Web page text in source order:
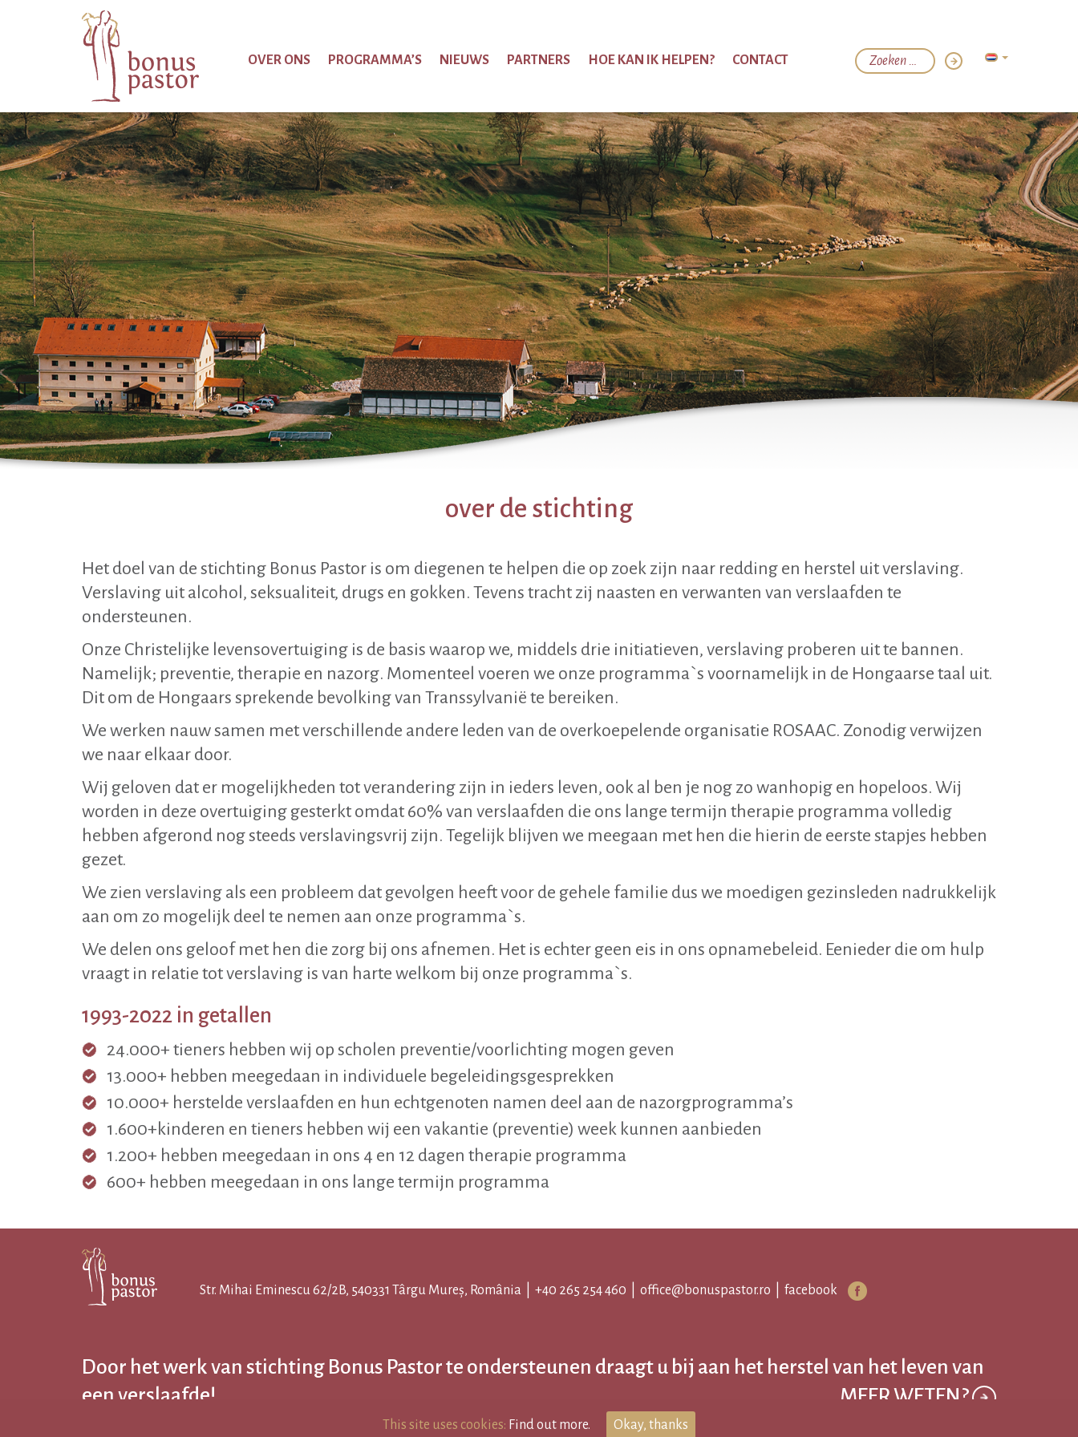
OVER ONS PROGRAMMA’S NIEUWS PARTNERS HOE KAN IK HELPEN? CONTACT
over de stichting
Het doel van de stichting Bonus Pastor is om diegenen te helpen die op zoek zijn naar redding en herstel uit verslaving.
Verslaving uit alcohol, seksualiteit, drugs en gokken. Tevens tracht zij naasten en verwanten van verslaafden te
ondersteunen.
Onze Christelijke levensovertuiging is de basis waarop we, middels drie initiatieven, verslaving proberen uit te bannen.
Namelijk; preventie, therapie en nazorg. Momenteel voeren we onze programma`s voornamelijk in de Hongaarse taal uit.
Dit om de Hongaars sprekende bevolking van Transsylvanië te bereiken.
We werken nauw samen met verschillende andere leden van de overkoepelende organisatie ROSAAC. Zonodig verwijzen
we naar elkaar door.
Wij geloven dat er mogelijkheden tot verandering zijn in ieders leven, ook al ben je nog zo wanhopig en hopeloos. Wij
worden in deze overtuiging gesterkt omdat 60% van verslaafden die ons lange termijn therapie programma volledig
hebben afgerond nog steeds verslavingsvrij zijn. Tegelijk blijven we meegaan met hen die hierin de eerste stapjes hebben
gezet.
We zien verslaving als een probleem dat gevolgen heeft voor de gehele familie dus we moedigen gezinsleden nadrukkelijk
aan om zo mogelijk deel te nemen aan onze programma`s.
We delen ons geloof met hen die zorg bij ons afnemen. Het is echter geen eis in ons opnamebeleid. Eenieder die om hulp
vraagt in relatie tot verslaving is van harte welkom bij onze programma`s.
1993-2022 in getallen
24.000+ tieners hebben wij op scholen preventie/voorlichting mogen geven
13.000+ hebben meegedaan in individuele begeleidingsgesprekken
10.000+ herstelde verslaafden en hun echtgenoten namen deel aan de nazorgprogramma’s
1.600+kinderen en tieners hebben wij een vakantie (preventie) week kunnen aanbieden
1.200+ hebben meegedaan in ons 4 en 12 dagen therapie programma
600+ hebben meegedaan in ons lange termijn programma
Str. Mihai Eminescu 62/2B, 540331 Târgu Mureș, România | +40 265 254 460 office@bonuspastor.ro facebook
Door het werk van stichting Bonus Pastor te ondersteunen draagt u bij aan het herstel van het leven van
een verslaafde!
MEER WETEN?
This site uses cookies: Find out more. Okay, thanks